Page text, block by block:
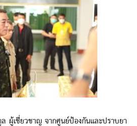
ยวชาญ จากศูนย์ป้องกันและปราบยา